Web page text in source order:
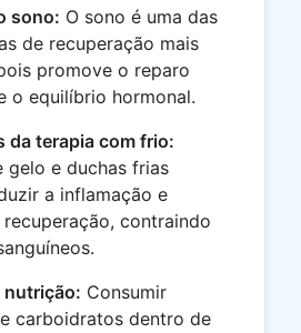
sono: O sono é uma das
de recuperação mais
promove o reparo
o equilíbrio hormonal.
da terapia com frio:
gelo e duchas frias
a inflamação e
contraindo
nutrição: Consumir
carboidratos dentro de